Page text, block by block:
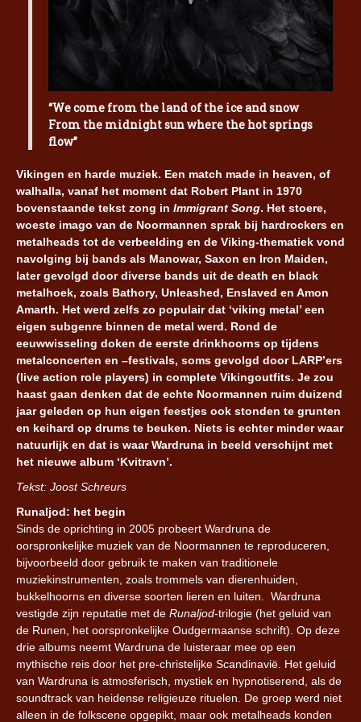
“We come from the land of the ice and snow
From the midnight sun where the hot springs
flow”
Vikingen en harde muziek. Een match made in heaven, of
walhalla, vanaf het moment dat Robert Plant in 1970
bovenstaande tekst zong in Immigrant Song. Het stoere,
woeste imago van de Noormannen sprak bij hardrockers en
metalheads tot de verbeelding en de Viking-thematiek vond
navolging bij bands als Manowar, Saxon en Iron Maiden,
later gevolgd door diverse bands uit de death en black
metalhoek, zoals Bathory, Unleashed, Enslaved en Amon
Amarth. Het werd zelfs zo populair dat ‘viking metal’ een
eigen subgenre binnen de metal werd. Rond de
eeuwwisseling doken de eerste drinkhoorns op tijdens
metalconcerten en –festivals, soms gevolgd door LARP’ers
(live action role players) in complete Vikingoutfits. Je zou
haast gaan denken dat de echte Noormannen ruim duizend
jaar geleden op hun eigen feestjes ook stonden te grunten
en keihard op drums te beuken. Niets is echter minder waar
natuurlijk en dat is waar Wardruna in beeld verschijnt met
het nieuwe album ‘Kvitravn’.
Tekst: Joost Schreurs
Runaljod: het begin
Sinds de oprichting in 2005 probeert Wardruna de
oorspronkelijke muziek van de Noormannen te reproduceren,
bijvoorbeeld door gebruik te maken van traditionele
muziekinstrumenten, zoals trommels van dierenhuiden,
bukkelhoorns en diverse soorten lieren en luiten. Wardruna
vestigde zijn reputatie met de Runaljod-trilogie (het geluid van
de Runen, het oorspronkelijke Oudgermaanse schrift). Op deze
drie albums neemt Wardruna de luisteraar mee op een
mythische reis door het pre-christelijke Scandinavië. Het geluid
van Wardruna is atmosferisch, mystiek en hypnotiserend, als de
soundtrack van heidense religieuze rituelen. De groep werd niet
alleen in de folkscene opgepikt, maar ook metalheads konden